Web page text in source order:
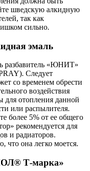
шведскую алкидную
так как
сильно.
эмаль
разбавитель «ЮНИТ»
Следует
со временем обрести
воздействия
для отопления данной
или распылителя.
более 5% от ее общего
рекомендуется для
и радиаторов.
что она легко моется.
Т-марка»